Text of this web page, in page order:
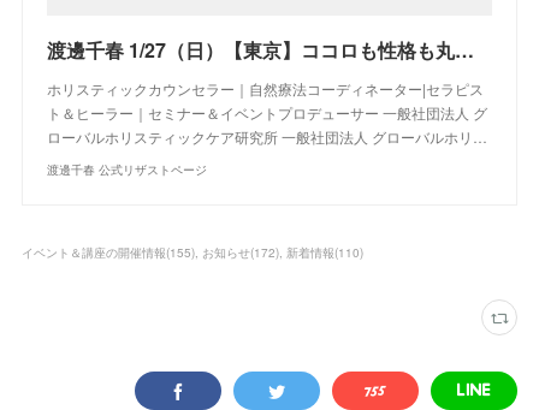
渡邊千春 1/27（日）【東京】ココロも性格も丸わかり！？「オモシロ腸相診断士」養成コース（１DAY完結！）
ホリスティックカウンセラー｜自然療法コーディネーター|セラピス
ト＆ヒーラー｜セミナー＆イベントプロデューサー 一般社団法人 グ
ローバルホリスティックケア研究所 一般社団法人 グローバルホリ…
渡邊千春 公式リザストページ
イベント＆講座の開催情報(155) お知らせ(172) 新着情報(110)